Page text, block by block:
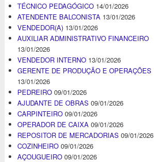
TÉCNICO PEDAGÓGICO 14/01/2026
ATENDENTE BALCONISTA 13/01/2026
VENDEDOR(A) 13/01/2026
AUXILIAR ADMINISTRATIVO FINANCEIRO
13/01/2026
VENDEDOR INTERNO 13/01/2026
GERENTE DE PRODUÇÃO E OPERAÇÕES
13/01/2026
PEDREIRO 09/01/2026
AJUDANTE DE OBRAS 09/01/2026
CARPINTEIRO 09/01/2026
OPERADOR DE CAIXA 09/01/2026
REPOSITOR DE MERCADORIAS 09/01/2026
COZINHEIRO 09/01/2026
AÇOUGUEIRO 09/01/2026